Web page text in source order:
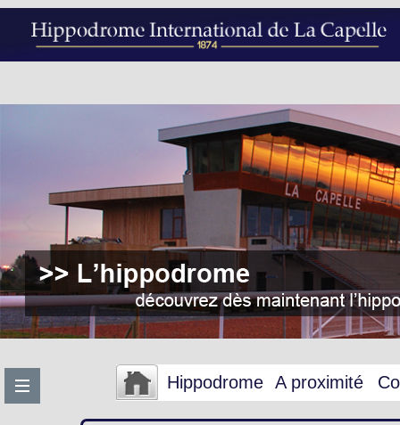
Hippodrome A proximité